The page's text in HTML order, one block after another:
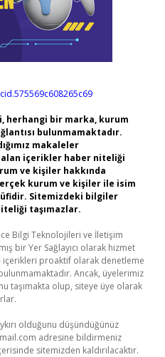
herhangi bir marka, kurum
bulunmamaktadır.
makaleler
alan içerikler haber niteliği
ve kişiler hakkında
kurum ve kişiler ile isim
Sitemizdeki bilgiler
taşımazlar.
Bilgi Teknolojileri ve İletişim
bir Yer Sağlayıcı olarak hizmet
proaktif olarak denetleme
Ancak, üyelerimiz
taşımakta olup, siteye üye olarak
olduğunu düşündüğünüz
adresine bildirmeniz
sitemizden kaldırılacaktır.